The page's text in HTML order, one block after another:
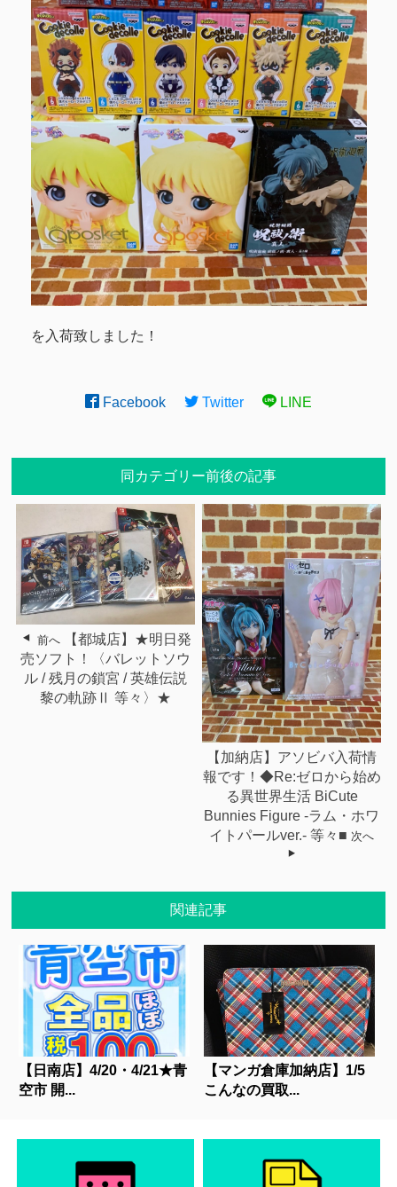
を入荷致しました！
Facebook Twitter LINE
同カテゴリー前後の記事
前へ
【都城店】★明日発
売ソフト！〈バレットソウ
ル / 残月の鎖宮 / 英雄伝説
黎の軌跡Ⅱ 等々〉★
【加納店】アソビバ入荷情
報です！◆Re:ゼロから始め
る異世界生活 BiCute
Bunnies Figure -ラム・ホワ
イトパールver.- 等々■ 次へ
関連記事
【日南店】4/20・4/21★青
空市 開...
【マンガ倉庫加納店】1/5
こんなの買取...